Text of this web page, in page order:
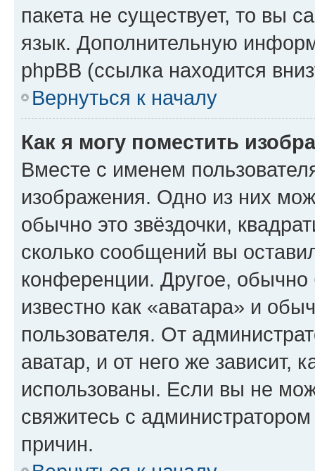
пакета не существует, то вы
язык. Дополнительную
phpBB (ссылка находится
Вернуться к началу
Как я могу поместить
Вместе с именем
изображения. Одно из них
обычно это звёздочки,
сколько сообщений вы
конференции. Другое,
известно как «аватара» и
пользователя. От
аватар, и от него же зависит,
использованы. Если вы не
свяжитесь с
причин.